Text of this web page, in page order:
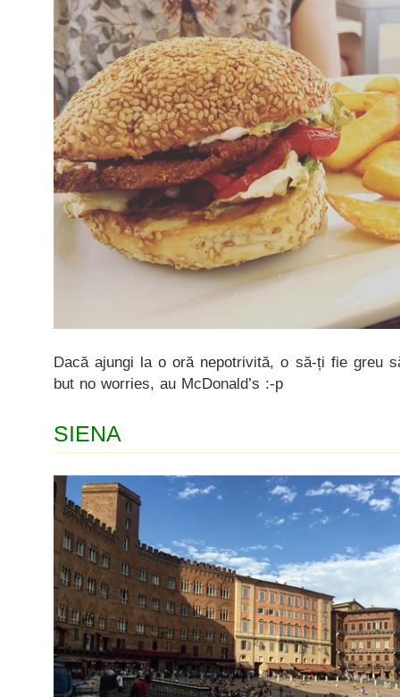
Dacă ajungi la o oră nepotrivită, o să-ți fie greu
but no worries, au McDonald’s :-p
SIENA